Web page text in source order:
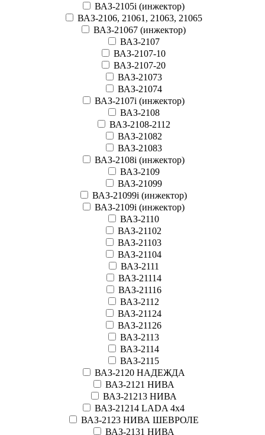
ВАЗ-2105i (инжектор)
ВАЗ-2106, 21061, 21063, 21065
ВАЗ-21067 (инжектор)
ВАЗ-2107
ВАЗ-2107-10
ВАЗ-2107-20
ВАЗ-21073
ВАЗ-21074
ВАЗ-2107i (инжектор)
ВАЗ-2108
ВАЗ-2108-2112
ВАЗ-21082
ВАЗ-21083
ВАЗ-2108i (инжектор)
ВАЗ-2109
ВАЗ-21099
ВАЗ-21099i (инжектор)
ВАЗ-2109i (инжектор)
ВАЗ-2110
ВАЗ-21102
ВАЗ-21103
ВАЗ-21104
ВАЗ-2111
ВАЗ-21114
ВАЗ-21116
ВАЗ-2112
ВАЗ-21124
ВАЗ-21126
ВАЗ-2113
ВАЗ-2114
ВАЗ-2115
ВАЗ-2120 НАДЕЖДА
ВАЗ-2121 НИВА
ВАЗ-21213 НИВА
ВАЗ-21214 LADA 4х4
ВАЗ-2123 НИВА ШЕВРОЛЕ
ВАЗ-2131 НИВА